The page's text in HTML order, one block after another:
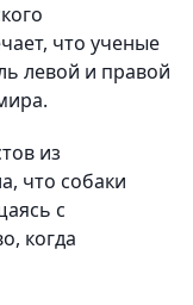
что ученые
левой и правой
из
что собаки
с
когда